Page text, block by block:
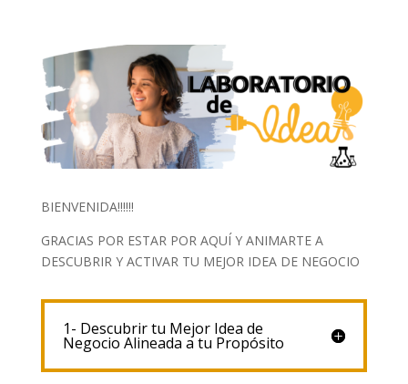
BIENVENIDA!!!!!!
GRACIAS POR ESTAR POR AQUÍ Y ANIMARTE A
DESCUBRIR Y ACTIVAR TU MEJOR IDEA DE NEGOCIO
1- Descubrir tu Mejor Idea de
Negocio Alineada a tu Propósito